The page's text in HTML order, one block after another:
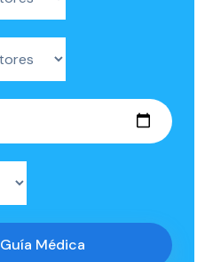
Directorio Guía Médica